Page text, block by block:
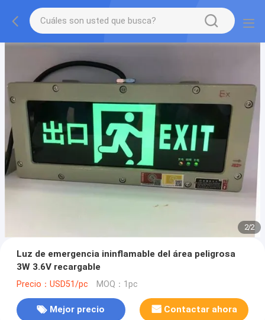
2/2
Luz de emergencia ininflamable del área peligrosa
3W 3.6V recargable
Precio：USD51/pc MOQ：1pc
Mejor precio Contactar ahora